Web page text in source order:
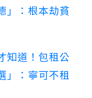
」：根本劫貧
知道！包租公
」：寧可不租